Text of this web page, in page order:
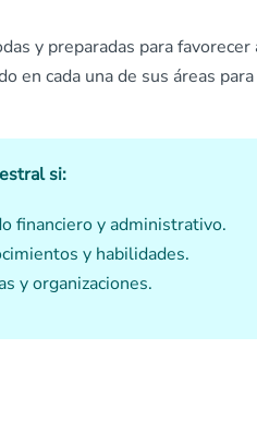
y preparadas para favorecer
en cada una de sus áreas para
si:
financiero y administrativo.
y habilidades.
y organizaciones.